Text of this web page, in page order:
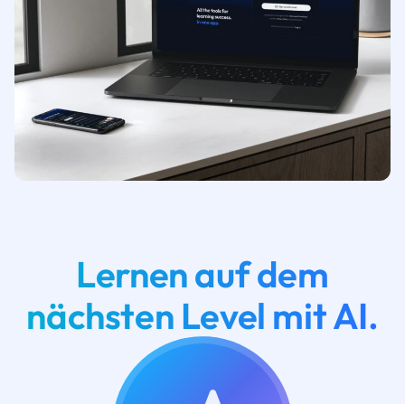
Lernen auf dem
nächsten Level mit AI.